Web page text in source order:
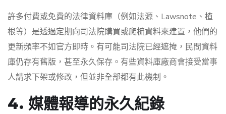
許多付費或免費的法律資料庫（例如法源、Lawsnote、植
根等）是透過定期向司法院購買或爬梳資料來建置，他們的
更新頻率不如官方即時。有可能司法院已經遮掩，民間資料
庫仍存有舊版，甚至永久保存。有些資料庫廠商會接受當事
人請求下架或修改，但並非全部都有此機制。
4. 媒體報導的永久紀錄